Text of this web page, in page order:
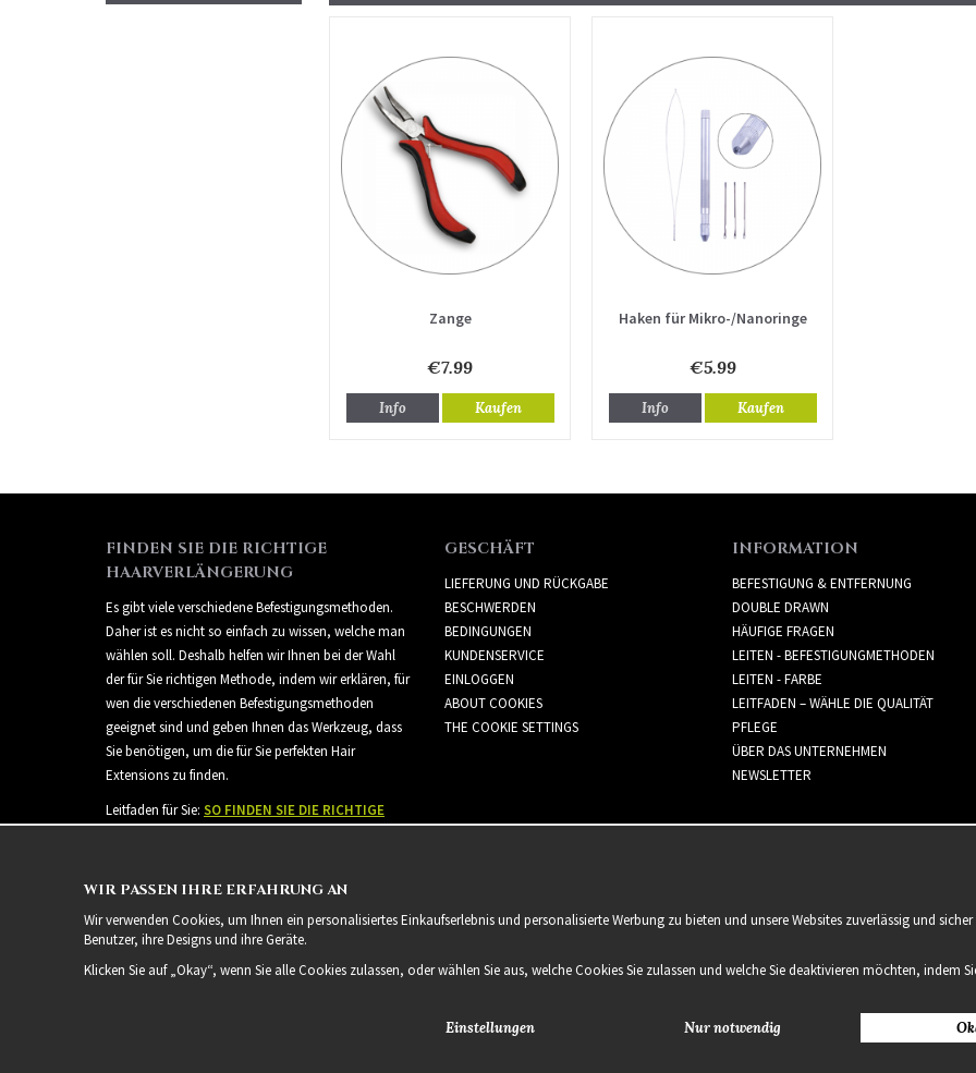
Zange
€7.99
Info Kaufen
Haken für Mikro-/Nanoringe
€5.99
Info Kaufen
FINDEN SIE DIE RICHTIGE
HAARVERLÄNGERUNG
Es gibt viele verschiedene Befestigungsmethoden.
Daher ist es nicht so einfach zu wissen, welche man
wählen soll. Deshalb helfen wir Ihnen bei der Wahl
der für Sie richtigen Methode, indem wir erklären, für
wen die verschiedenen Befestigungsmethoden
geeignet sind und geben Ihnen das Werkzeug, dass
Sie benötigen, um die für Sie perfekten Hair
Extensions zu finden.
Leitfaden für Sie: SO FINDEN SIE DIE RICHTIGE
GESCHÄFT
LIEFERUNG UND RÜCKGABE
BESCHWERDEN
BEDINGUNGEN
KUNDENSERVICE
EINLOGGEN
ABOUT COOKIES
THE COOKIE SETTINGS
INFORMATION
BEFESTIGUNG & ENTFERNUNG
DOUBLE DRAWN
HÄUFIGE FRAGEN
LEITEN - BEFESTIGUNGMETHODEN
LEITEN - FARBE
LEITFADEN – WÄHLE DIE QUALITÄT
PFLEGE
ÜBER DAS UNTERNEHMEN
NEWSLETTER
2021 Delightful Hair
WIR PASSEN IHRE ERFAHRUNG AN
Wir verwenden Cookies, um Ihnen ein personalisiertes Einkaufserlebnis und personalisierte Werbung zu bieten und unsere Websites zuverlässig und
Benutzer, ihre Designs und ihre Geräte.
Klicken Sie auf „Okay“, wenn Sie alle Cookies zulassen, oder wählen Sie aus, welche Cookies Sie zulassen und welche Sie deaktivieren möchten, indem
Einstellungen Nur notwendig